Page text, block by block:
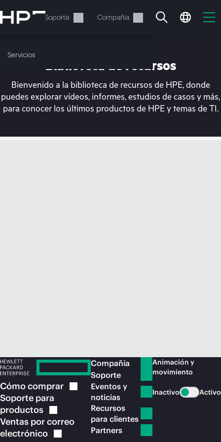
al
contenido
Servicios Soporte Compañía
Servicios
En estos momentos, tu
Biblioteca de recursos
Bienvenido a la biblioteca de recursos de HPE, donde
puedes explorar vídeos, informes, estudios de casos y más,
para conocer los últimos productos de HPE y temas de TI.
Cómocomprar
Soporte para
productos
Ventas por correo
electrónico
Compañía
Soporte
Eventos y
noticias
Recursos
para clientes
Partners
Animación y
movimiento
Inactivo Activo